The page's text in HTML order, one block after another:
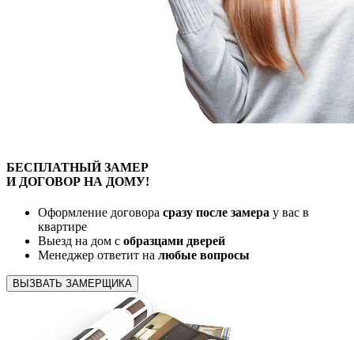
БЕСПЛАТНЫЙЗАМЕР
И ДОГОВОР НА ДОМУ!
Оформление договора сразу после замера у вас в
квартире
Выезд на дом с образцами дверей
Менеджер ответит на любые вопросы
ВЫЗВАТЬ ЗАМЕРЩИКА